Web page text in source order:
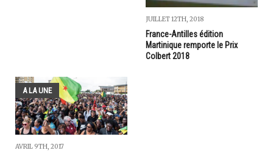
JUILLET 12TH, 2018
France-Antilles édition
Martinique remporte le Prix
Colbert 2018
A LA UNE
AVRIL 9TH, 2017